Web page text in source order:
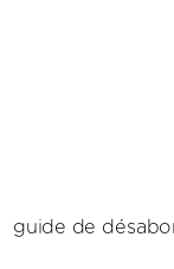
guide de